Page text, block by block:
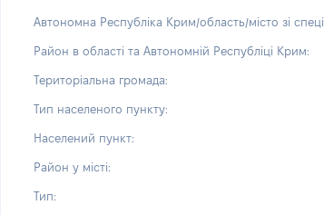
Автономна Республіка Крим/область/місто зі
Район в області та Автономній Республіці Крим:
Територіальна громада:
Тип населеного пункту:
Населений пункт:
Район у місті:
Тип: